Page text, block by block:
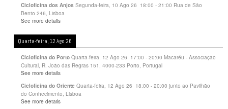
Cicloficina dos Anjos Segunda-feira, 10 Ago 26 18:00 - 21:00 Rua de São
Bento 246, Lisboa
See more details
Quarta-feira, 12 Ago 26
Cicloficina do Porto Quarta-feira, 12 Ago 26 17:00 - 20:00 Macaréu - Associação
Cultural, R. João das Regras 151, 4000-233 Porto, Portugal
See more details
Cicloficina do Oriente Quarta-feira, 12 Ago 26 18:00 - 20:00 junto ao Pavilhão
do Conhecimento, Lisboa
See more details